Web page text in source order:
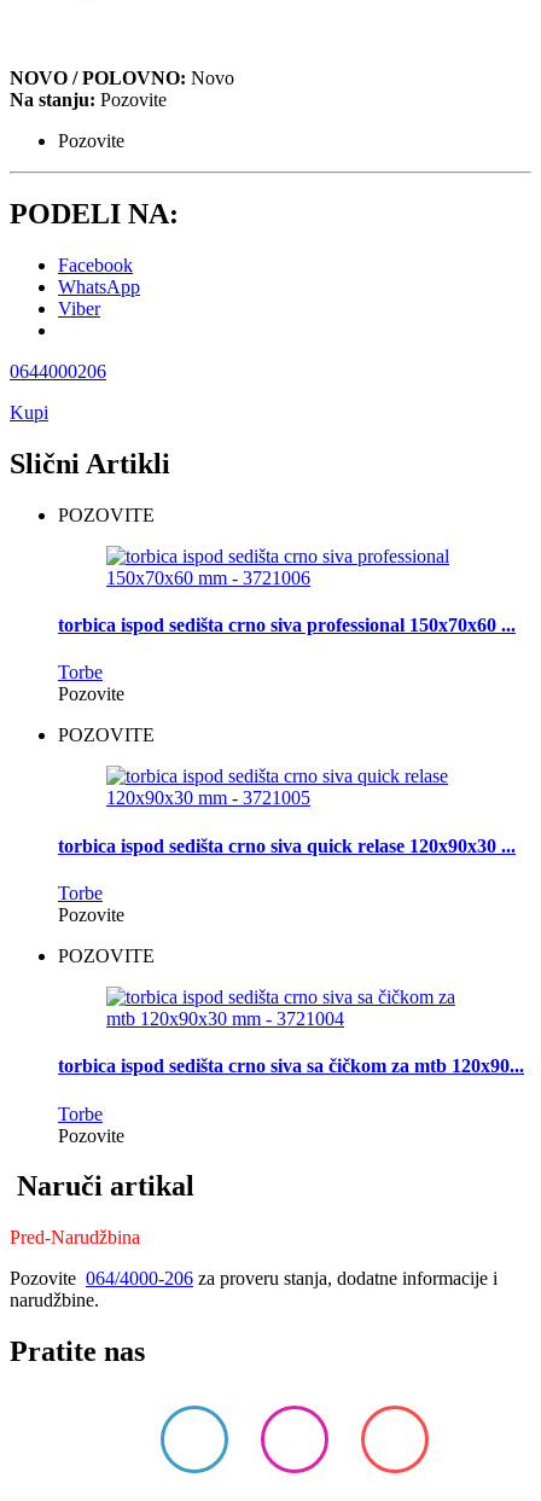
NOVO / POLOVNO: Novo
Na stanju: Pozovite
Pozovite
PODELI NA:
Facebook
WhatsApp
Viber
0644000206
Kupi
Slični Artikli
POZOVITE
torbica ispod sedišta crno siva professional 150x70x60 ...
Torbe
Pozovite
POZOVITE
torbica ispod sedišta crno siva quick relase 120x90x30 ...
Torbe
Pozovite
POZOVITE
torbica ispod sedišta crno siva sa čičkom za mtb 120x90...
Torbe
Pozovite
Naruči artikal
Pred-Narudžbina
Pozovite 064/4000-206 za proveru stanja, dodatne informacije i
narudžbine.
Pratite nas